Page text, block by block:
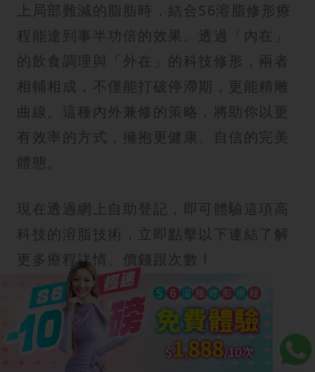
上局部難減的脂肪時，結合S6溶脂修形療
程能達到事半功倍的效果。透過「內在」
的飲食調理與「外在」的科技修形，兩者
相輔相成，不僅能打破停滯期，更能精雕
曲線。這種內外兼修的策略，將助你以更
有效率的方式，擁抱更健康、自信的完美
體態。
現在透過網上自助登記，即可體驗這項高
科技的溶脂技術，立即點擊以下連結了解
更多療程詳情、價錢跟次數！
立即點擊連結了解更多：S6 溶脂修形療程